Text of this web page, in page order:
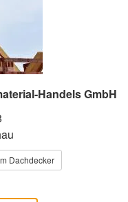
Handels GmbH
Dachdecker